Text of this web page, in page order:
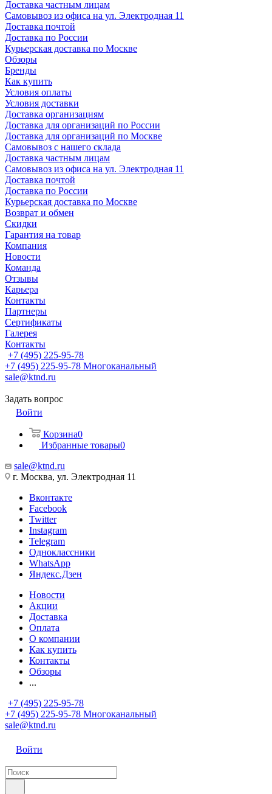
Доставка частным лицам
Самовывоз из офиса на ул. Электродная 11
Доставка почтой
Доставка по России
Курьерская доставка по Москве
Обзоры
Бренды
Как купить
Условия оплаты
Условия доставки
Доставка организациям
Доставка для организаций по России
Доставка для организаций по Москве
Самовывоз с нашего склада
Доставка частным лицам
Самовывоз из офиса на ул. Электродная 11
Доставка почтой
Доставка по России
Курьерская доставка по Москве
Возврат и обмен
Скидки
Гарантия на товар
Компания
Новости
Команда
Отзывы
Карьера
Контакты
Партнеры
Сертификаты
Галерея
Контакты
+7 (495) 225-95-78
+7 (495) 225-95-78 Многоканальный
sale@ktnd.ru
Задать вопрос
Войти
Корзина0
Избранные товары0
sale@ktnd.ru
г. Москва, ул. Электродная 11
Вконтакте
Facebook
Twitter
Instagram
Telegram
Одноклассники
WhatsApp
Яндекс.Дзен
Новости
Акции
Доставка
Оплата
О компании
Как купить
Контакты
Обзоры
...
+7 (495) 225-95-78
+7 (495) 225-95-78 Многоканальный
sale@ktnd.ru
Войти